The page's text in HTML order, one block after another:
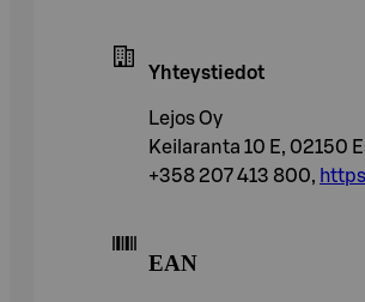
Yhteystiedot
Lejos Oy
Keilaranta 10 E, 02150
+358 207 413 800,
EAN